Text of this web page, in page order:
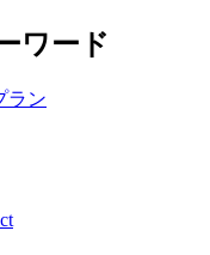
ワード
ラン